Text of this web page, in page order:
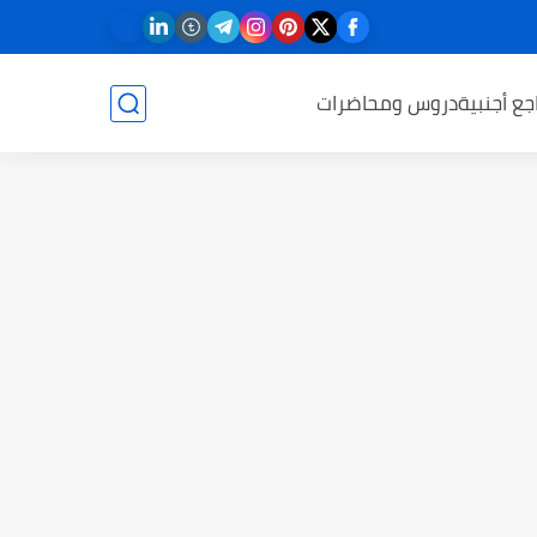
أجنبيةدروس ومحاضرات